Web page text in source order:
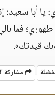
أبا سعيد:
فما
قيدتك».
مشاركة